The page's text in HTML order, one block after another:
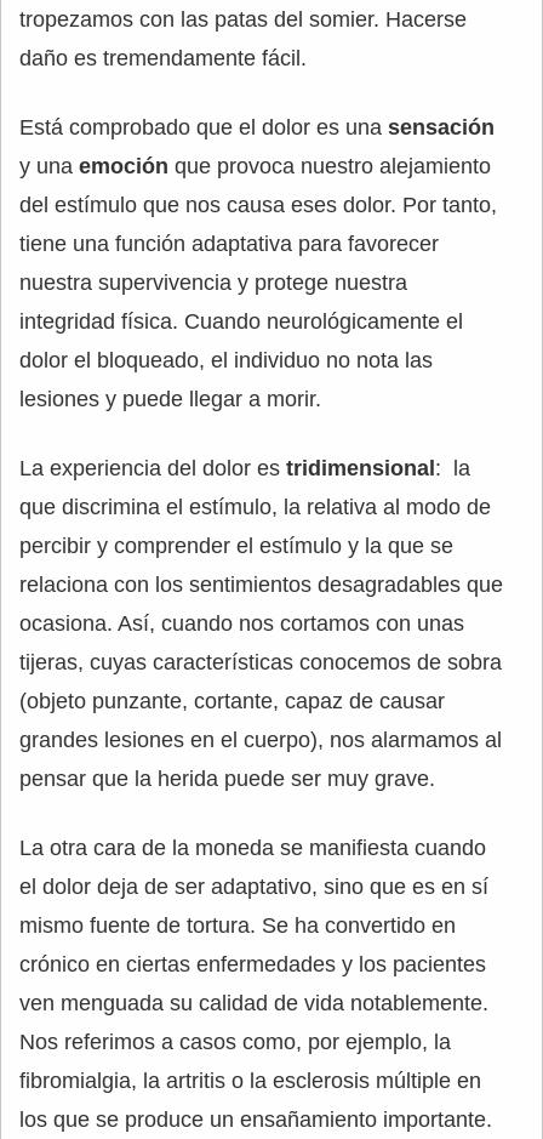
tropezamos con las patas del somier. Hacerse
daño es tremendamente fácil.
Está comprobado que el dolor es una sensación
y una emoción que provoca nuestro alejamiento
del estímulo que nos causa eses dolor. Por tanto,
tiene una función adaptativa para favorecer
nuestra supervivencia y protege nuestra
integridad física. Cuando neurológicamente el
dolor el bloqueado, el individuo no nota las
lesiones y puede llegar a morir.
La experiencia del dolor es tridimensional : la
que discrimina el estímulo, la relativa al modo de
percibir y comprender el estímulo y la que se
relaciona con los sentimientos desagradables que
ocasiona. Así, cuando nos cortamos con unas
tijeras, cuyas características conocemos de sobra
(objeto punzante, cortante, capaz de causar
grandes lesiones en el cuerpo), nos alarmamos al
pensar que la herida puede ser muy grave.
La otra cara de la moneda se manifiesta cuando
el dolor deja de ser adaptativo, sino que es en sí
mismo fuente de tortura. Se ha convertido en
crónico en ciertas enfermedades y los pacientes
ven menguada su calidad de vida notablemente.
Nos referimos a casos como, por ejemplo, la
fibromialgia, la artritis o la esclerosis múltiple en
los que se produce un ensañamiento importante.